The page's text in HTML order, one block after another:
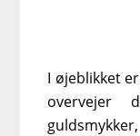
I øjeblikket